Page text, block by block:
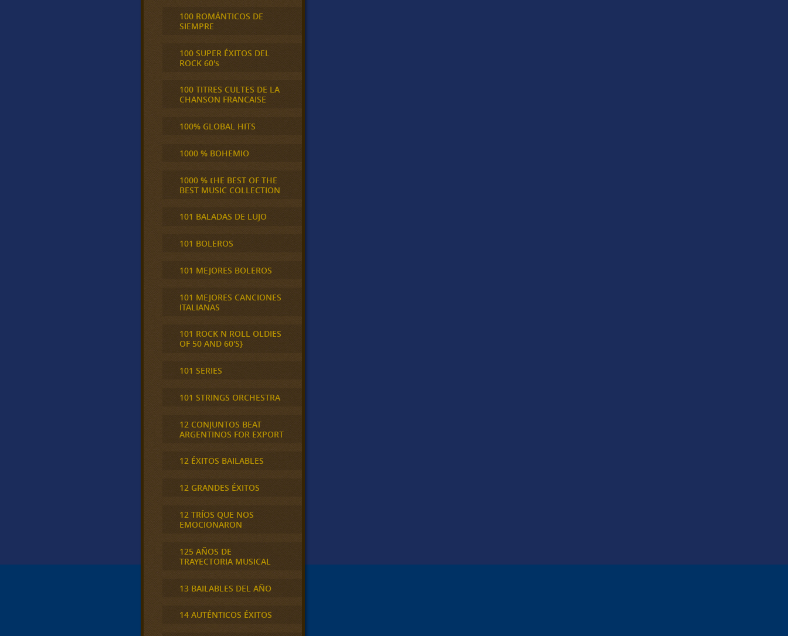
100 ROMÁNTICOS DE
SIEMPRE
100 SUPER ÉXITOS DEL
ROCK 60's
100 TITRES CULTES DE LA
CHANSON FRANCAISE
100% GLOBAL HITS
1000 % BOHEMIO
1000 % tHE BEST OF THE
BEST MUSIC COLLECTION
101 BALADAS DE LUJO
101 BOLEROS
101 MEJORES BOLEROS
101 MEJORES CANCIONES
ITALIANAS
101 ROCK N ROLL OLDIES
OF 50 AND 60'S}
101 SERIES
101 STRINGS ORCHESTRA
12 CONJUNTOS BEAT
ARGENTINOS FOR EXPORT
12 ÉXITOS BAILABLES
12 GRANDES ÉXITOS
12 TRÍOS QUE NOS
EMOCIONARON
125 AÑOS DE
TRAYECTORIA MUSICAL
13 BAILABLES DEL AÑO
14 AUTÉNTICOS ÉXITOS